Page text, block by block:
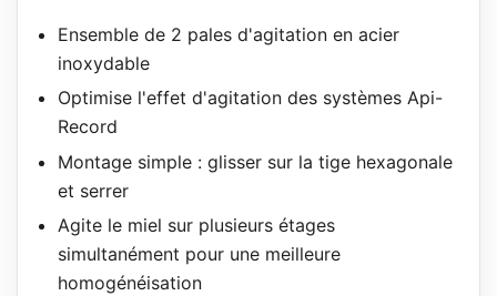
Ensemble de 2 pales d'agitation en acier
inoxydable
Optimise l'effet d'agitation des systèmes Api-
Record
Montage simple : glisser sur la tige hexagonale
et serrer
Agite le miel sur plusieurs étages
simultanément pour une meilleure
homogénéisation